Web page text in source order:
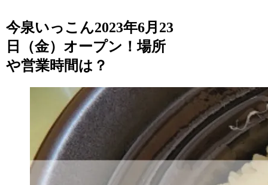
今泉いっこん2023年6月23
日（金）オープン！場所
や営業時間は？